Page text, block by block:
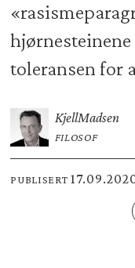
toleransen for
KjellMadsen
FILOSOF
PUBLISERT